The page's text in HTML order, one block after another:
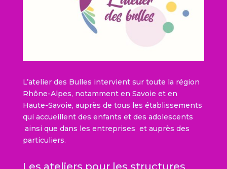
L’atelier des Bulles intervient sur toute la région
Rhône-Alpes, notamment en Savoie et en
Haute-Savoie, auprès de tous les établissements
qui accueillent des enfants et des adolescents
ainsi que dans les entreprises et auprès des
particuliers.